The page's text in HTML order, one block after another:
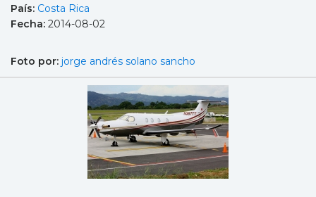
País: Costa Rica
Fecha: 2014-08-02
Foto por: jorge andrés solano sancho